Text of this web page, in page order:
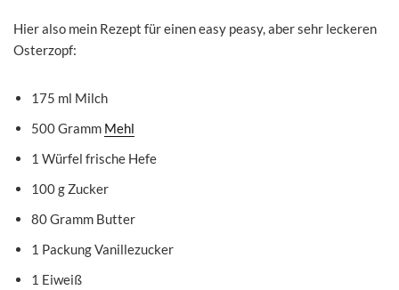
Hier also mein Rezept für einen easy peasy, aber sehr leckeren
Osterzopf:
175 ml Milch
500 Gramm Mehl
1 Würfel frische Hefe
100 g Zucker
80 Gramm Butter
1 Packung Vanillezucker
1 Eiweiß